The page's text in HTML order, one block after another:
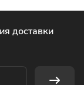
доставки